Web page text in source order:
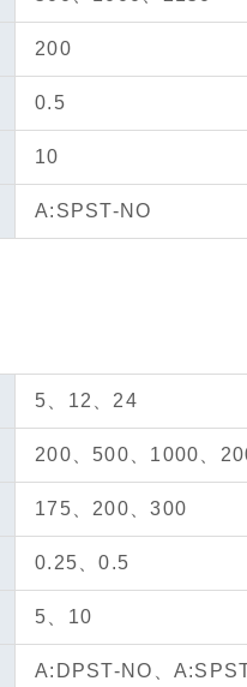
200
0.5
10
A:SPST-NO
5、12、24
200、500、1000、
175、200、300
0.25、0.5
5、10
A:DPST-NO、